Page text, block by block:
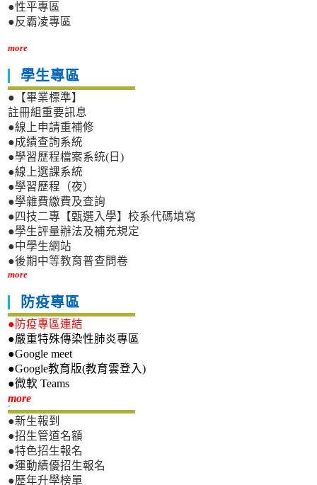
●性平專區
●反霸凌專區
more
學生專區
●【畢業標準】
註冊組重要訊息
●線上申請重補修
●成績查詢系統
●學習歷程檔案系統(日)
●線上選課系統
●學習歷程（夜）
●學雜費繳費及查詢
●四技二專【甄選入學】校系代碼填寫
●學生評量辦法及補充規定
●中學生網站
●後期中等教育普查問卷
more
防疫專區
●防疫專區連結
●嚴重特殊傳染性肺炎專區
●Google meet
●Google教育版(教育雲登入)
●微軟 Teams
more新生專區
●新生報到
●招生管道名額
●特色招生報名
●運動績優招生報名
●歷年升學榜單